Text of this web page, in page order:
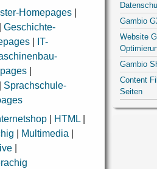
Homepages
|Geschichte-
IT-
Sprachschule-
HTML|
Multimedia
Gambio
Website
Gambio
Content
Seiten